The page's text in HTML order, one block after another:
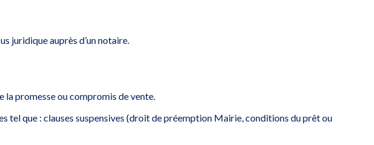
juridique auprès d’un notaire.
promesse ou compromis de vente.
tel que : clauses suspensives (droit de préemption Mairie, conditions du prêt ou